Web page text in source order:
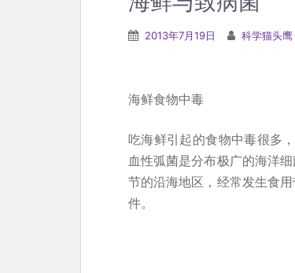
2013年7月19日 科学猫头鹰
海鲜食物中毒
吃海鲜引起的食物中毒很多
血性弧菌是分布极广的海洋
节的沿海地区，经常发生食
件。